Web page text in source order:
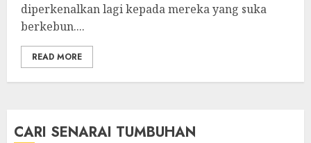
diperkenalkan lagi kepada mereka yang suka
berkebun....
READ MORE
CARI SENARAI TUMBUHAN